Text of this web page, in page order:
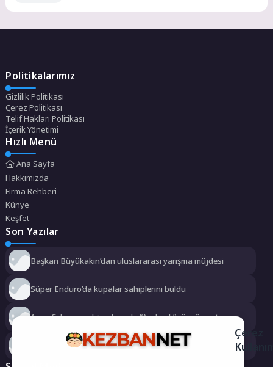
Politikalarımız
Gizlilik Politikası
Çerez Politikası
Telif Hakları Politikası
İçerik Yönetimi
Hızlı Menü
Ana Sayfa
Hakkımızda
Firma Rehberi
Künye
Keşfet
Son Yazılar
Başkan Büyükakın’dan uluslararası yarışma müjdesi
Süper Enduro’da kupalar sahiplerini buldu
Anne Şehir yaz akşamlarında “Arabesk” rüzgârı esti
Didim Belediyesi dayanışmayı büyütüyor
Çerez